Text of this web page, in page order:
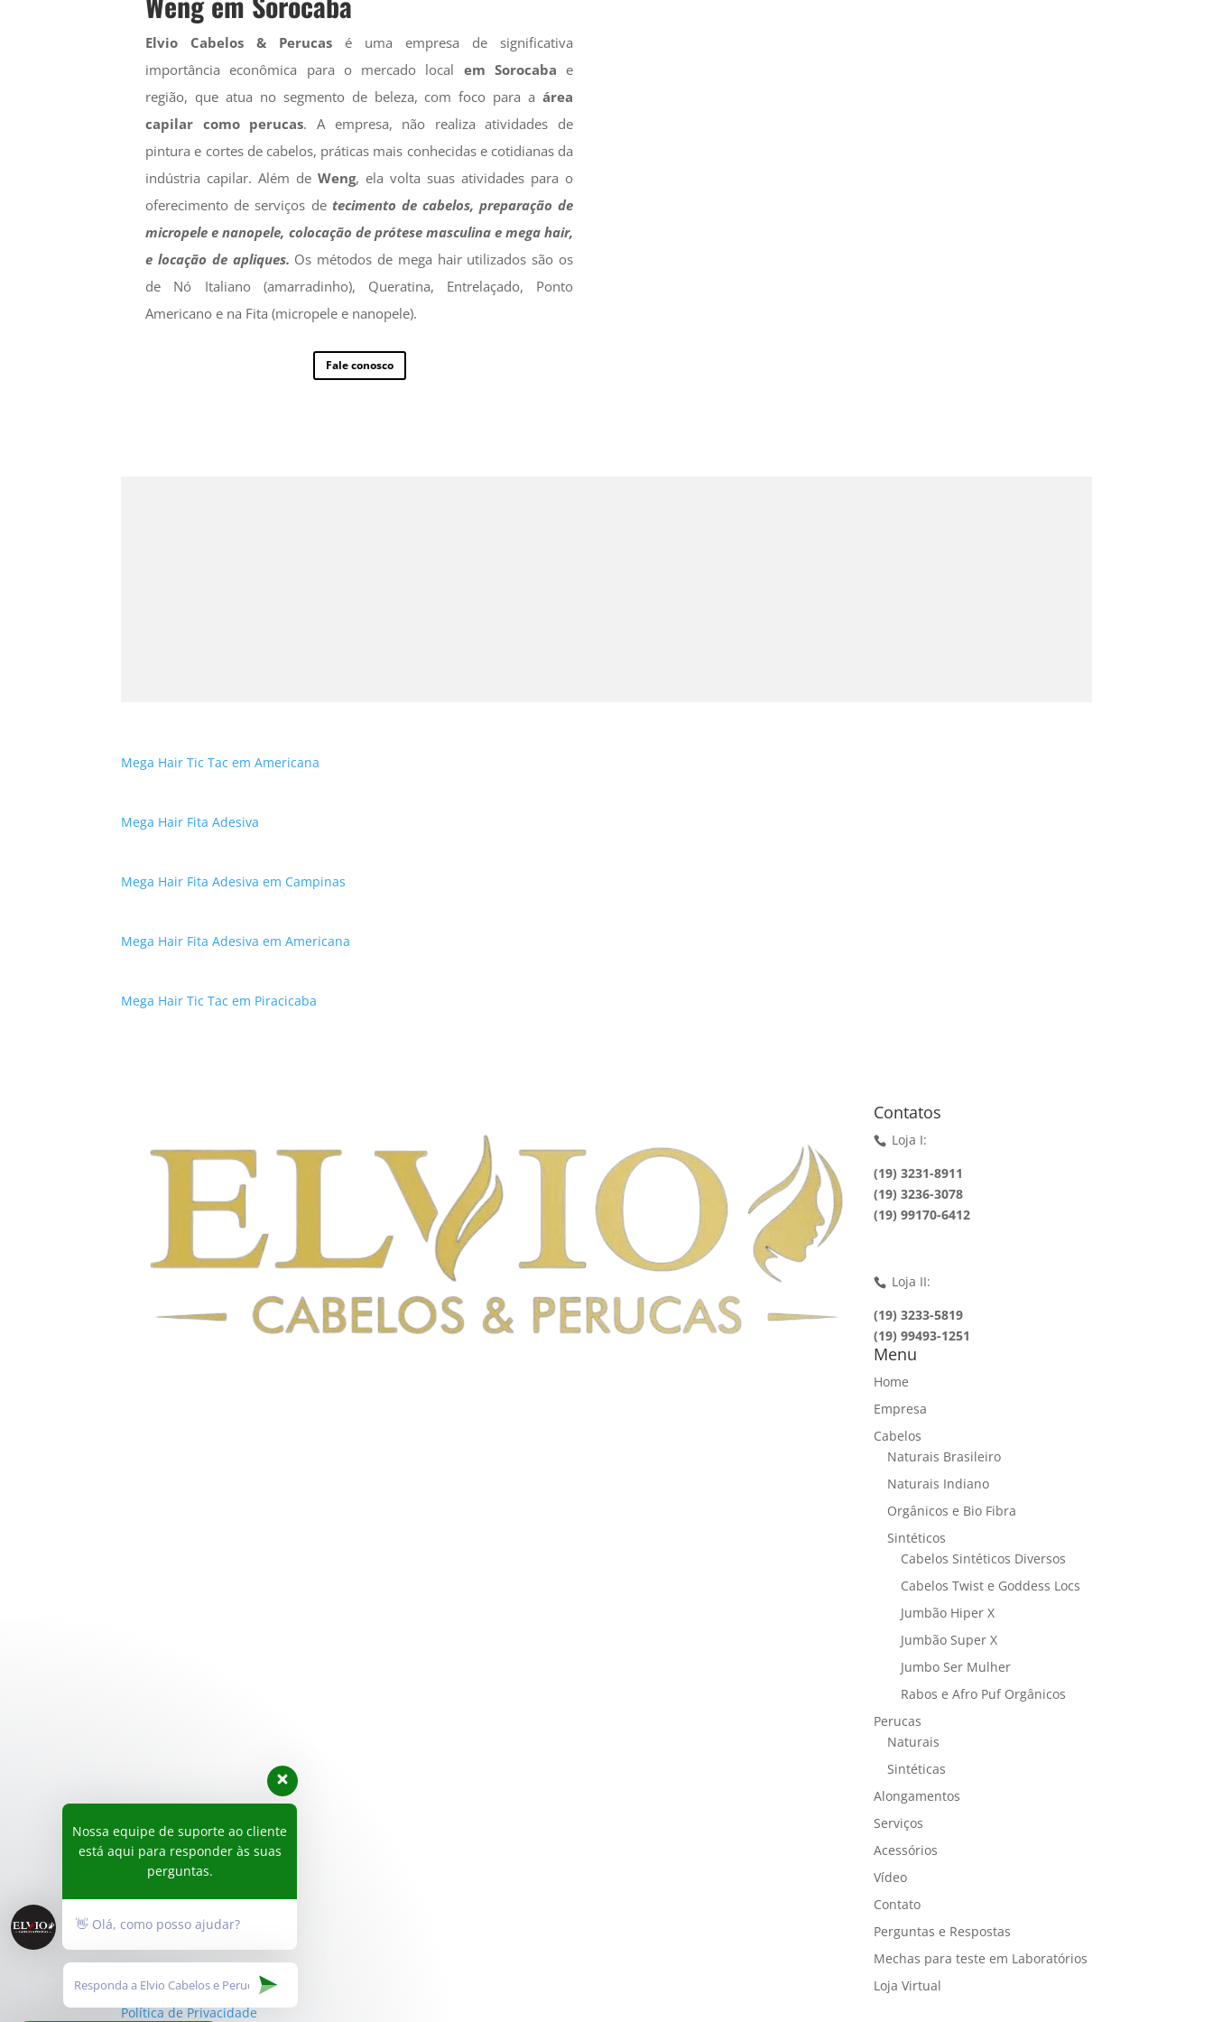
Elvio Cabelos & Perucas é uma empresa de significativa
importância econômica para o mercado local em Sorocaba e
região, que atua no segmento de beleza, com foco para aárea
capilar como perucas. A empresa, não realiza atividades de
pintura e cortes de cabelos, práticas mais conhecidas e cotidianas da
indústria capilar. Além deWeng, ela volta suas atividades para o
oferecimento de serviços de tecimento de cabelos, preparação de
micropele e nanopele, colocação de prótese masculina e mega hair,
e locação de apliques. Os métodos de mega hair utilizados são os
de Nó Italiano (amarradinho), Queratina, Entrelaçado, Ponto
Americano e na Fita (micropele e nanopele).
Fale conosco
Mega Hair Tic Tac em Americana
Mega Hair Fita Adesiva
Mega Hair Fita Adesiva em Campinas
Mega Hair Fita Adesiva em Americana
Mega Hair Tic Tac em Piracicaba
Contatos
Loja I:
(19) 3231-8911
(19) 3236-3078
(19) 99170-6412
Loja II:
(19) 3233-5819
(19) 99493-1251
Menu
Home
Empresa
Cabelos
Naturais Brasileiro
Naturais Indiano
Orgânicos e Bio Fibra
Sintéticos
Cabelos Sintéticos Diversos
Cabelos Twist e Goddess Locs
Jumbão Hiper X
Jumbão Super X
Jumbo Ser Mulher
Rabos e Afro Puf Orgânicos
Perucas
Naturais
Sintéticas
Alongamentos
Serviços
Acessórios
Vídeo
Contato
Perguntas e Respostas
Mechas para teste em Laboratórios
Loja Virtual
Política de Privacidade
Nossa equipe de suporte ao cliente
está aqui para responder às suas
perguntas.
👋 Olá, como posso ajudar?